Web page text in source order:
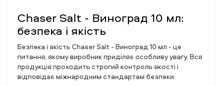
Chaser Salt - Виноград 10 мл:
безпека і якість
Безпека і якість Chaser Salt - Виноград 10 мл - це
питання, якому виробник приділяє особливу увагу. Вся
продукція проходить строгий контроль якості і
відповідає міжнародним стандартам безпеки.